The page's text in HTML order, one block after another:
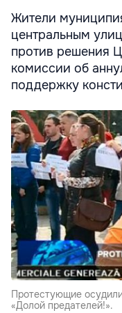
Жители
центральным
против решения
комиссии об
поддержку
Протестующие
«Долой предателей!».